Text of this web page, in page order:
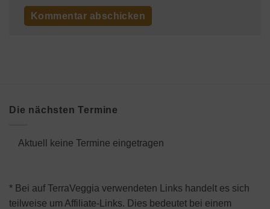
Die nächsten Termine
Aktuell keine Termine eingetragen
* Bei auf TerraVeggia verwendeten Links handelt es sich
teilweise um Affiliate-Links. Dies bedeutet bei einem